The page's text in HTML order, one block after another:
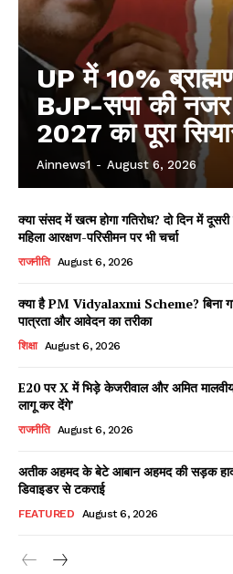
Facebook
Read Latest
NEWS 1
UP में 10%
BJP-सपा की
2027 का पूरा
Ainnews1 - August 6, 2026
क्या संसद में खत्म होगा गतिरोध? दो दिन में
महिला आरक्षण-परिसीमन पर भी चर्चा
राजनीति August 6, 2026
क्या है PM Vidyalaxmi Scheme? बिना
पात्रता और आवेदन का तरीका
शिक्षा August 6, 2026
E20 पर X में भिड़े केजरीवाल और अमित
लागू कर देंगे’
राजनीति August 6, 2026
अतीक अहमद के बेटे आबान अहमद की सड़क
डिवाइडर से टकराई
FEATURED August 6, 2026